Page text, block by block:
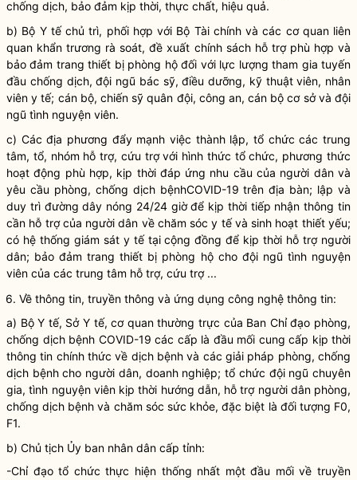
chống dịch, bảo đảm kịp thời, thực chất, hiệu quả.
b) Bộ Y tế chủ trì, phối hợp với Bộ Tài chính và các cơ quan liên
quan khẩn trương rà soát, đề xuất chính sách hỗ trợ phù hợp và
bảo đảm trang thiết bị phòng hộ đối với lực lượng tham gia tuyến
đầu chống dịch, đội ngũ bác sỹ, điều dưỡng, kỹ thuật viên, nhân
viên y tế; cán bộ, chiến sỹ quân đội, công an, cán bộ cơ sở và đội
ngũ tình nguyện viên.
c) Các địa phương đẩy mạnh việc thành lập, tổ chức các trung
tâm, tổ, nhóm hỗ trợ, cứu trợ với hình thức tổ chức, phương thức
hoạt động phù hợp, kịp thời đáp ứng nhu cầu của người dân và
yêu cầu phòng, chống dịch bệnhCOVID-19 trênđịa bàn; lập và
duy trì đường dây nóng 24/24 giờ để kịp thời tiếp nhận thông tin
cần hỗ trợ của người dân về chăm sóc y tế và sinh hoạt thiết yếu;
có hệ thống giám sát y tế tại cộng đồng để kịp thời hỗ trợ người
dân; bảo đảm trang thiết bị phòng hộ cho đội ngũ tình nguyện
viên của các trung tâm hỗ trợ, cứu trợ ...
6. Về thông tin, truyền thông và ứng dụng công nghệ thông tin:
a) Bộ Y tế, Sở Y tế, cơ quan thường trực của Ban Chỉ đạo phòng,
chống dịch bệnh COVID-19 các cấp là đầu mối cung cấp kịp thời
thông tin chính thức về dịch bệnh và các giải pháp phòng, chống
dịch bệnh cho người dân, doanh nghiệp; tổ chức đội ngũ chuyên
gia, tình nguyện viên kịp thời hướng dẫn, hỗ trợ người dân phòng,
chống dịch bệnh và chăm sóc sức khỏe, đặc biệt là đối tượng F0,
F1.
b) Chủ tịch Ủy ban nhân dân cấp tỉnh:
-Chỉ đạotổ chức thực hiện thống nhất một đầu mối về truyền